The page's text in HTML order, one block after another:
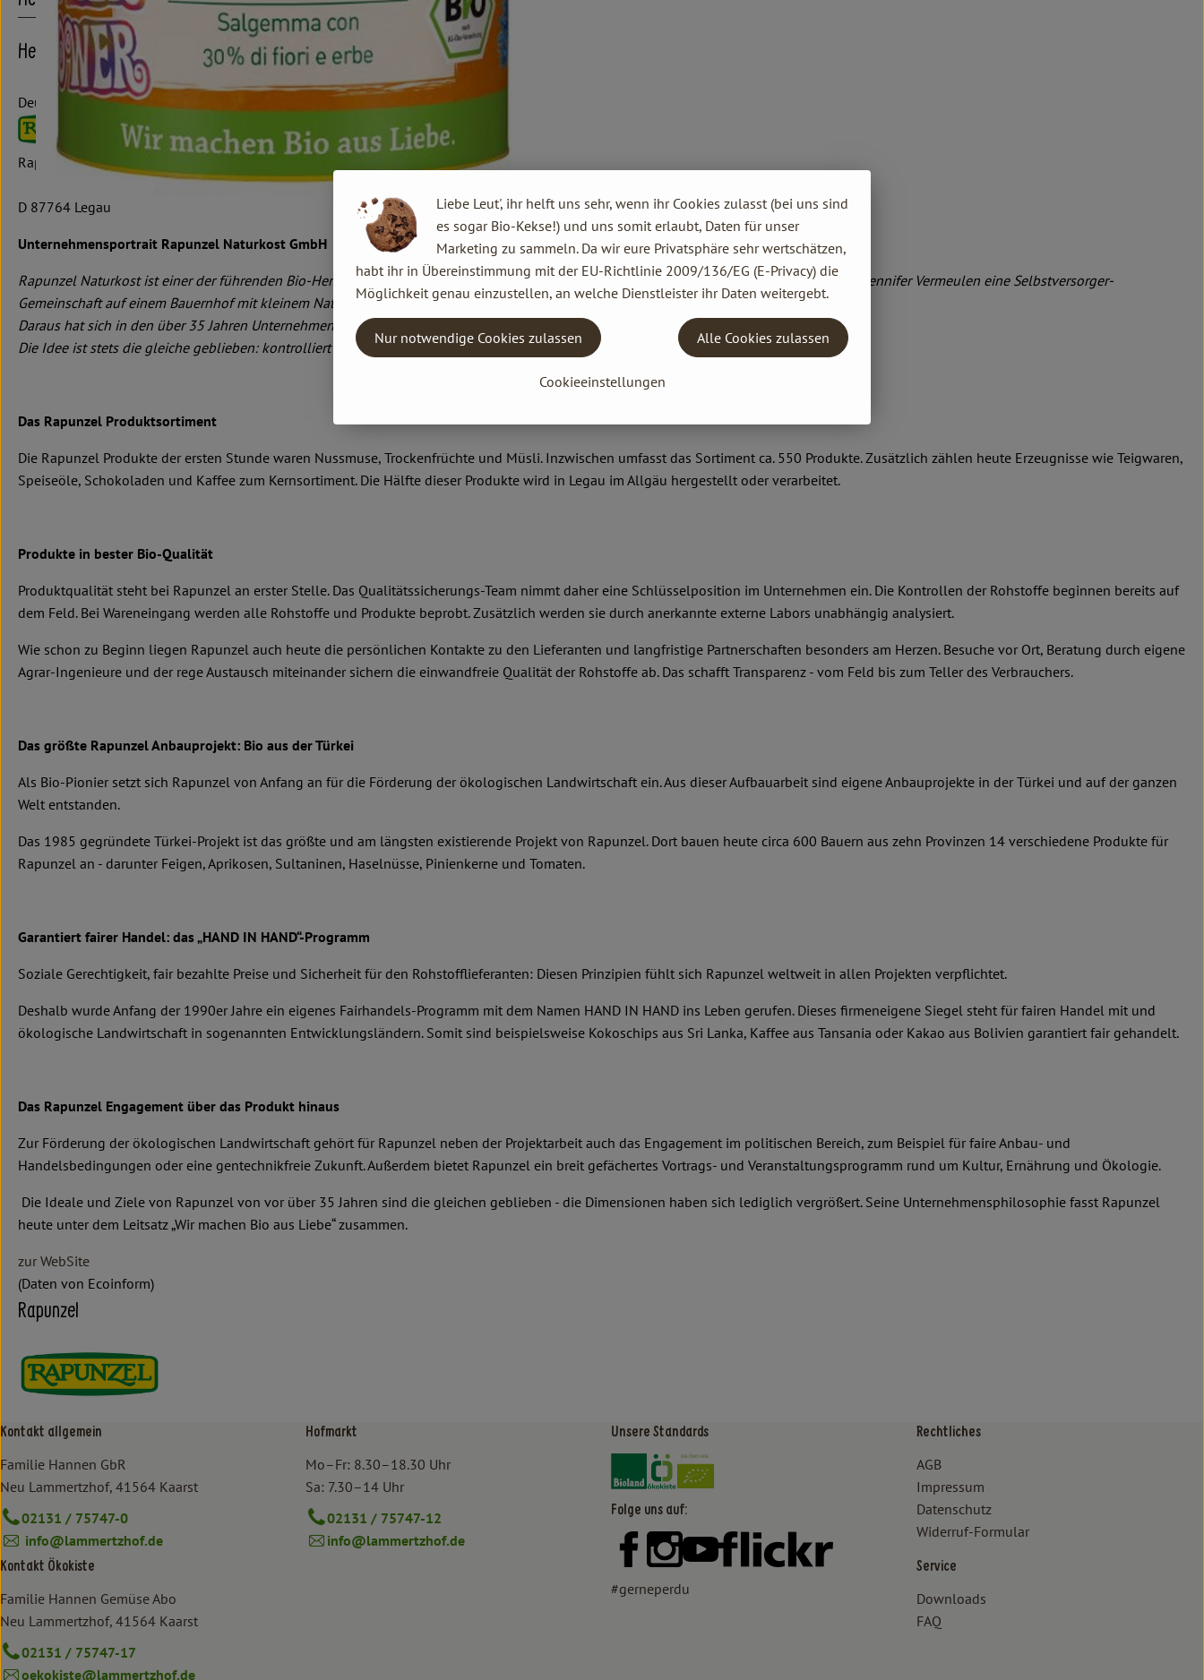
Hersteller: Rapunzel
Deutschland
Rapunzel Naturkost GmbH & Co. KG
D 87764 Legau
Unternehmensportrait Rapunzel Naturkost GmbH
Rapunzel Naturkost ist einer der führenden Bio-Hersteller in Europa. Begonnen hat alles ganz klein: 1974 gründeten Joseph Wilhelm und Jennifer Vermeulen eine Selbstversorger-
Gemeinschaft auf einem Bauernhof mit kleinem Naturkostladen im bayerischen Augsburg.
Daraus hat sich in den über 35 Jahren Unternehmensgeschichte ein international agierendes Unternehmen mit 300 Mitarbeitern entwickelt.
Die Idee ist stets die gleiche geblieben: kontrolliert biologische, naturbelassene und vegetarische Lebensmittel herzustellen.
Das Rapunzel Produktsortiment
Die Rapunzel Produkte der ersten Stunde waren Nussmuse, Trockenfrüchte und Müsli. Inzwischen umfasst das Sortiment ca. 550 Produkte. Zusätzlich zählen heute Erzeugnisse wie Teigwaren,
Speiseöle, Schokoladen und Kaffee zum Kernsortiment. Die Hälfte dieser Produkte wird in Legau im Allgäu hergestellt oder verarbeitet.
Produkte in bester Bio-Qualität
Produktqualität steht bei Rapunzel an erster Stelle. Das Qualitätssicherungs-Team nimmt daher eine Schlüsselposition im Unternehmen ein. Die Kontrollen der Rohstoffe beginnen bereits auf
dem Feld. Bei Wareneingang werden alle Rohstoffe und Produkte beprobt. Zusätzlich werden sie durch anerkannte externe Labors unabhängig analysiert.
Wie schon zu Beginn liegen Rapunzel auch heute die persönlichen Kontakte zu den Lieferanten und langfristige Partnerschaften besonders am Herzen. Besuche vor Ort, Beratung durch eigene
Agrar-Ingenieure und der rege Austausch miteinander sichern die einwandfreie Qualität der Rohstoffe ab. Das schafft Transparenz - vom Feld bis zum Teller des Verbrauchers.
Das größte Rapunzel Anbauprojekt: Bio aus der Türkei
Als Bio-Pionier setzt sich Rapunzel von Anfang an für die Förderung der ökologischen Landwirtschaft ein. Aus dieser Aufbauarbeit sind eigene Anbauprojekte in der Türkei und auf der ganzen
Welt entstanden.
Das 1985 gegründete Türkei-Projekt ist das größte und am längsten existierende Projekt von Rapunzel. Dort bauen heute circa 600 Bauern aus zehn Provinzen 14 verschiedene Produkte für
Rapunzel an - darunter Feigen, Aprikosen, Sultaninen, Haselnüsse, Pinienkerne und Tomaten.
Garantiert fairer Handel: das „HAND IN HAND“-Programm
Soziale Gerechtigkeit, fair bezahlte Preise und Sicherheit für den Rohstofflieferanten: Diesen Prinzipien fühlt sich Rapunzel weltweit in allen Projekten verpflichtet.
Deshalb wurde Anfang der 1990er Jahre ein eigenes Fairhandels-Programm mit dem Namen HAND IN HAND ins Leben gerufen. Dieses firmeneigene Siegel steht für fairen Handel mit und
ökologische Landwirtschaft in sogenannten Entwicklungsländern. Somit sind beispielsweise Kokoschips aus Sri Lanka, Kaffee aus Tansania oder Kakao aus Bolivien garantiert fair gehandelt.
Das Rapunzel Engagement über das Produkt hinaus
Zur Förderung der ökologischen Landwirtschaft gehört für Rapunzel neben der Projektarbeit auch das Engagement im politischen Bereich, zum Beispiel für faire Anbau- und
Handelsbedingungen oder eine gentechnikfreie Zukunft. Außerdem bietet Rapunzel ein breit gefächertes Vortrags- und Veranstaltungsprogramm rund um Kultur, Ernährung und Ökologie.
Die Ideale und Ziele von Rapunzel von vor über 35 Jahren sind die gleichen geblieben - die Dimensionen haben sich lediglich vergrößert. Seine Unternehmensphilosophie fasst Rapunzel
heute unter dem Leitsatz „Wir machen Bio aus Liebe“ zusammen.
zur WebSite
(Daten von Ecoinform)
Rapunzel
Kontakt allgemein
Familie Hannen GbR
Neu Lammertzhof, 41564 Kaarst
02131 / 75747-0
info@lammertzhof.de
Kontakt Ökokiste
Familie Hannen Gemüse Abo
Neu Lammertzhof, 41564 Kaarst
02131 / 75747-17
oekokiste@lammertzhof.de
Hofmarkt
Mo–Fr: 8.30–18.30 Uhr
Sa: 7.30–14 Uhr
02131 / 75747-12
info@lammertzhof.de
Unsere Standards
Externer Link zu https://www.bioland.de/verbraucher
Externer Link zu https://www.oekokiste.de/
Folge uns auf:
Externer Link zu https://www.facebook.com/lammertzhof/
Externer Link zu https://www.instagram.com/lammertzhof/
Externer Link zu https://www.youtube.com/channel/
Externer Link zu https://www.flickr.com/photos/
#gerneperdu
Rechtliches
AGB
Impressum
Datenschutz
Widerruf-Formular
Service
Downloads
FAQ
Liebe Leut', ihr helft uns sehr, wenn ihr Cookies zulasst (bei uns sind
es sogar Bio-Kekse!) und uns somit erlaubt, Daten für unser
Marketing zu sammeln. Da wir eure Privatsphäre sehr wertschätzen,
habt ihr in Übereinstimmung mit der EU-Richtlinie 2009/136/EG (E-Privacy) die
Möglichkeit genau einzustellen, an welche Dienstleister ihr Daten weitergebt.
Cookieeinstellungen
Nur notwendige Cookies zulassen Alle Cookies zulassen